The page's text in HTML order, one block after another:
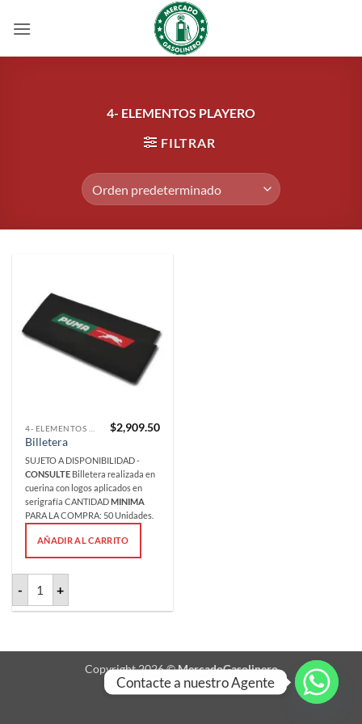
4- ELEMENTOS PLAYERO
FILTRAR
Billetera
$2,909.50
SUJETO A DISPONIBILIDAD -
CONSULTE Billetera realizada en
cuerina con logos aplicados en
serigrafía CANTIDADMINIMA
PARA LA COMPRA: 50 Unidades.
AÑADIR AL CARRITO
-
Billetera cantidad
+
Copyright 2026 ©MercadoGasolinero
Contacte a nuestro Agente